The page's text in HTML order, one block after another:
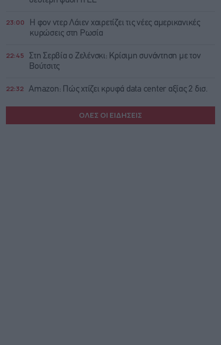
23:00
Η φον ντερ Λάιεν χαιρετίζει τις νέες αμερικανικές
κυρώσεις στη Ρωσία
22:45
Στη Σερβία ο Ζελένσκι: Κρίσιμη συνάντηση με τον
Βούτσιτς
22:32 Amazon: Πώς χτίζει κρυφά data center αξίας 2 δισ.
ΟΛΕΣ ΟΙ ΕΙΔΗΣΕΙΣ